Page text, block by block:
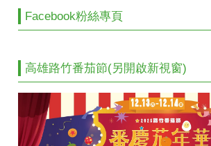
Facebook粉絲專頁
高雄路竹番茄節(另開啟新視窗)